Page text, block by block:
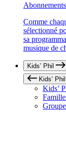
Abonnements
Comme
sélectionné
sa
musique de
Kids’ Phil
Kids’ Phil
Kids’